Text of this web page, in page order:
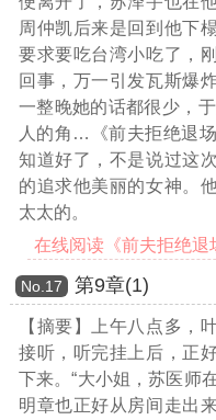
周仲凯后来是回到他下
要求要吃台湾小吃了，
回事，万一引发瓦斯爆
一整晚她的话都很少，
人的角 …《前夫拒绝退
知道好了，不是说过这
的追求他美丽的女神。
太太的。
在线阅读《前夫拒绝退
Νο.17 第9章(1)
【摘要】上午八点多，
接听，听完挂上后，正
下来。“大小姐，苏医师
明章也正好从房间走出